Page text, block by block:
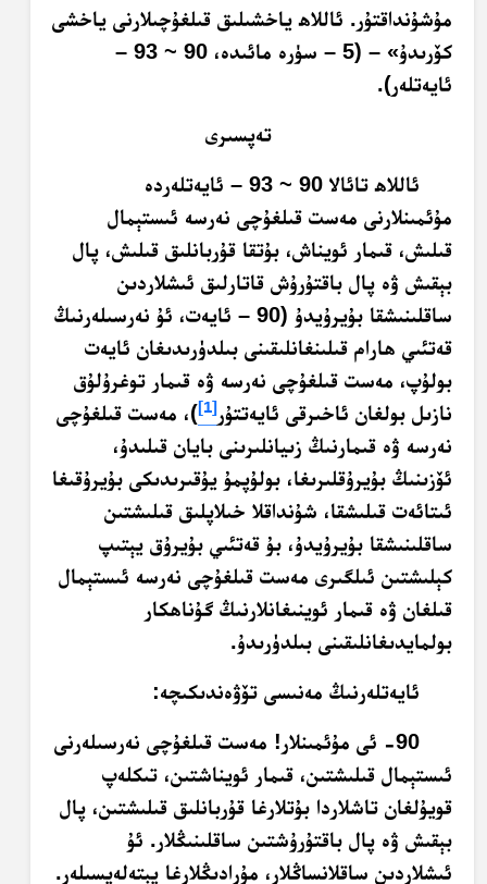
مۇشۇنداقتۇر. ئاللاھ ياخشىلىق قىلغۇچىلارنى ياخشى
كۆرىدۇ» – (5 – سۈرە مائىدە، 90 ~ 93 –
ئايەتلەر).
تەپسىرى
ئاللاھ تائالا 90 ~ 93 – ئايەتلەردە
مۇئمىنلارنى مەست قىلغۇچى نەرسە ئىستېمال
قىلىش، قىمار ئويناش، بۇتقا قۇربانلىق قىلىش، پال
بېقىش ۋە پال باقتۇرۇش قاتارلىق ئىشلاردىن
ساقلىنىشقا بۇيرۇيدۇ (90 – ئايەت، ئۇ نەرسىلەرنىڭ
قەتئىي ھارام قىلىنغانلىقىنى بىلدۈرىدىغان ئايەت
بولۇپ، مەست قىلغۇچى نەرسە ۋە قىمار توغرۇلۇق
نازىل بولغان ئاخىرقى ئايەتتۇر[1]
)، مەست قىلغۇچى
نەرسە ۋە قىمارنىڭ زىيانلىرىنى بايان قىلىدۇ،
ئۆزىنىڭ بۇيرۇقلىرىغا، بولۇپمۇ يۇقىرىدىكى بۇيرۇقىغا
ئىتائەت قىلىشقا، شۇنداقلا خىلاپلىق قىلىشتىن
ساقلىنىشقا بۇيرۇيدۇ، بۇ قەتئىي بۇيرۇق يېتىپ
كېلىشتىن ئىلگىرى مەست قىلغۇچى نەرسە ئىستېمال
قىلغان ۋە قىمار ئوينىغانلارنىڭ گۇناھكار
بولمايدىغانلىقىنى بىلدۈرىدۇ.
ئايەتلەرنىڭ مەنىسى تۆۋەندىكىچە:
90- ئى مۇئمىنلار! مەست قىلغۇچى نەرسىلەرنى
ئىستېمال قىلىشتىن، قىمار ئويناشتىن، تىكلەپ
قويۇلغان تاشلاردا بۇتلارغا قۇربانلىق قىلىشتىن، پال
بېقىش ۋە پال باقتۇرۇشتىن ساقلىنىڭلار. ئۇ
ئىشلاردىن ساقلانساڭلار، مۇرادىڭلارغا يېتەلەيسىلەر.